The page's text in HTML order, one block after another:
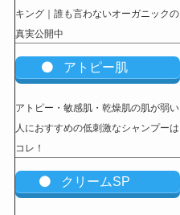
キング｜誰も言わないオーガニックの
真実公開中
アトピー肌
アトピー・敏感肌・乾燥肌の肌が弱い
人におすすめの低刺激なシャンプーは
コレ！
クリームSP